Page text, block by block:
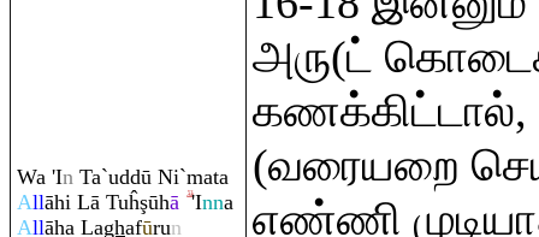
Wa 'In Ta`uddū Ni`mata
Allāhi Lā Tuĥşūhā 'Inna
Allāha Laghafūrun
அரு(ட்
(வரையறை
எண்ணி